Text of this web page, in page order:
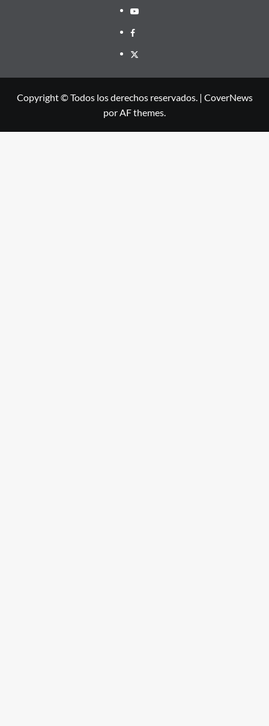
Youtube
Facebook
X
Copyright © Todos los derechos reservados. | CoverNews
por AF themes.